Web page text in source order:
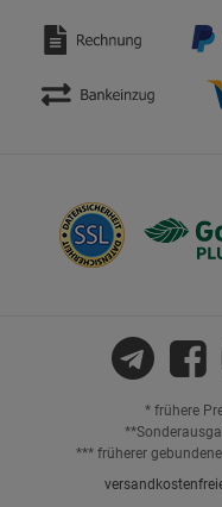
* frühere
*** früherer